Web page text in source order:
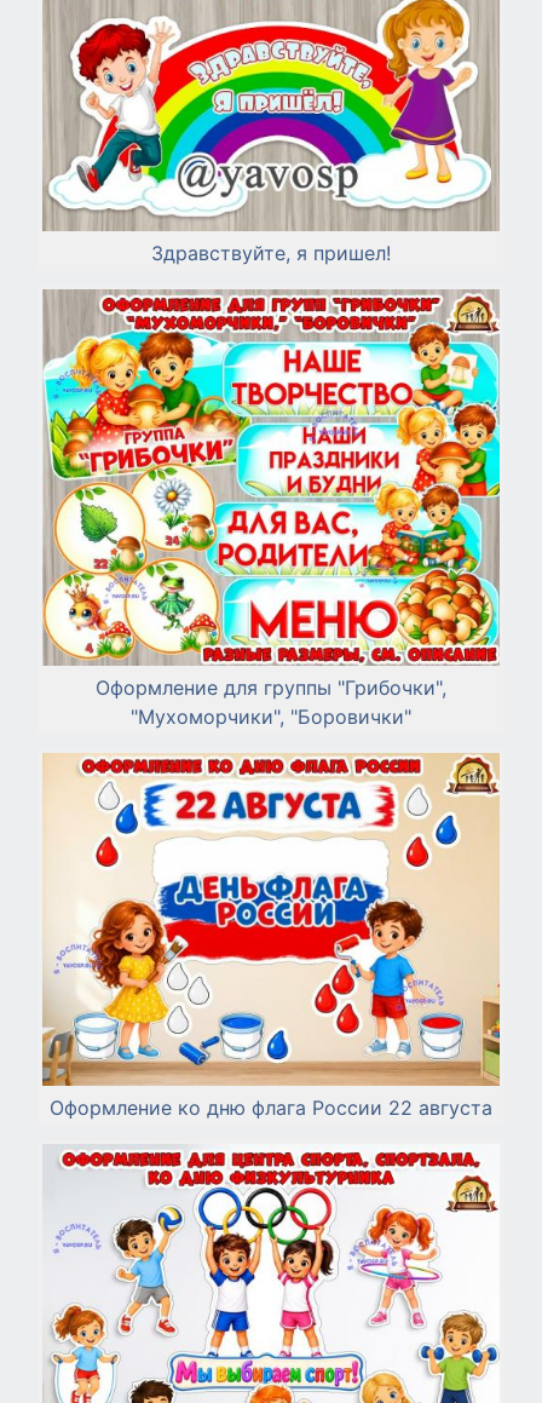
Здравствуйте, я пришел!
Оформление для группы "Грибочки",
"Мухоморчики", "Боровички"
Оформление ко дню флага России 22 августа